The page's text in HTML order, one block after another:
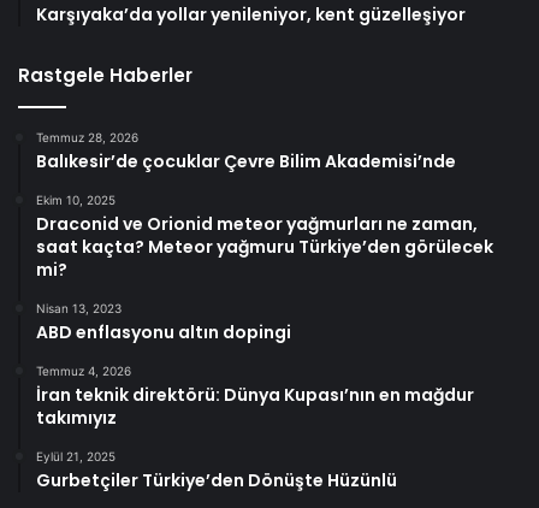
Karşıyaka’da yollar yenileniyor, kent güzelleşiyor
Rastgele Haberler
Temmuz 28, 2026
Balıkesir’de çocuklar Çevre Bilim Akademisi’nde
Ekim 10, 2025
Draconid ve Orionid meteor yağmurları ne zaman,
saat kaçta? Meteor yağmuru Türkiye’den görülecek
mi?
Nisan 13, 2023
ABD enflasyonu altın dopingi
Temmuz 4, 2026
İran teknik direktörü: Dünya Kupası’nın en mağdur
takımıyız
Eylül 21, 2025
Gurbetçiler Türkiye’den Dönüşte Hüzünlü